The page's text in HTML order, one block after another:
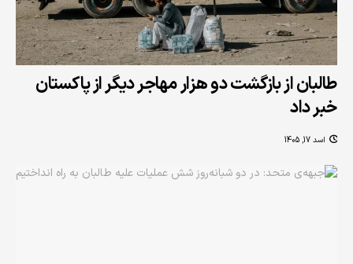
طالبان از بازگشت دو هزار مهاجر دیگر از پاکستان
خبر داد
اسد 17, 1405